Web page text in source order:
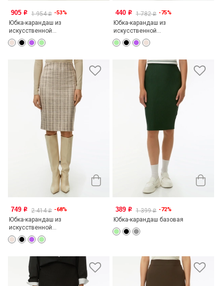
905 o 1 954o -53%
Юбка-карандаш из
искусственной...
440 o 1 782o -75%
Юбка-карандаш из
искусственной...
749 o 2 414o -68%
Юбка-карандаш из
искусственной...
389 o 1 399o -72%
Юбка-карандаш базовая